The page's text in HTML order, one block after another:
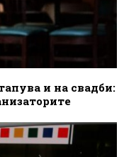
и на свадби: